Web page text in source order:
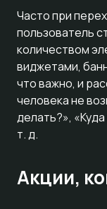
Часто при
пользователь
количеством
виджетами,
что важно, и
человека не
делать?»,
т. д.
Акции,